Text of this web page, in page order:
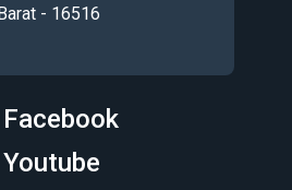
- 16516
Facebook
Youtube